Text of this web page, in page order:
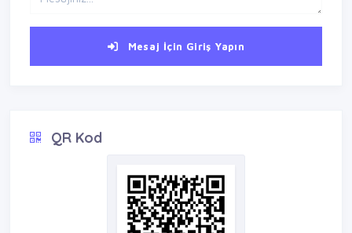
Mesaj İçin Giriş Yapın
QR Kod